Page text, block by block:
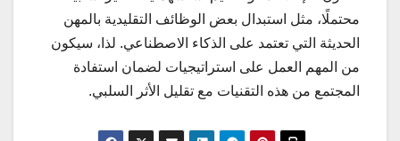
محتملًا، مثل استبدال بعض الوظائف التقليدية بالمهن
الحديثة التي تعتمد على الذكاء الاصطناعي. لذا، سيكون
من المهم العمل على استراتيجيات لضمان استفادة
المجتمع من هذه التقنيات مع تقليل الأثر السلبي.